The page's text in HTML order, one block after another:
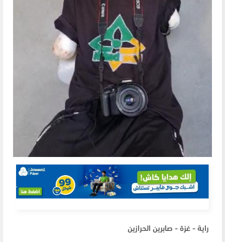
راية - غزة - صابرين الحرازين